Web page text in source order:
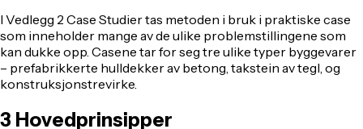
I Vedlegg 2 Case Studier tas metoden i bruk i praktiske case
som inneholder mange av de ulike problemstillingene som
kan dukke opp. Casene tar for seg tre ulike typer byggevarer
– prefabrikkerte hulldekker av betong, takstein av tegl, og
konstruksjonstrevirke.
3 Hovedprinsipper